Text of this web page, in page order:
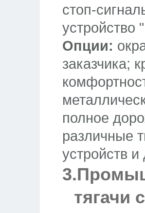
стоп-
устройство
Опции:
заказчика;
полное
различные
устройств и
тягачи